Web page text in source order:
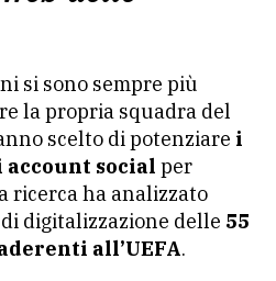
si sono sempre più
la propria squadra del
scelto di potenziare i
social per
ricerca ha analizzato
digitalizzazione delle 55
all’UEFA.